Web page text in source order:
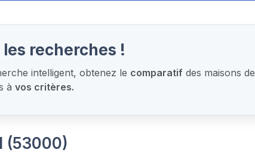
recherches !
intelligent, obtenez le comparatifdes maisons de
à vos critères.
(53000)